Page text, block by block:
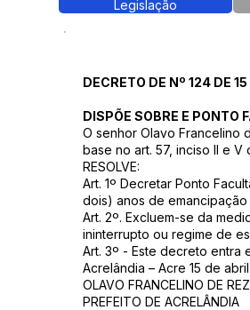
Legislação
DECRETO DE Nº 124 DE
DISPÕE SOBRE E PONTO
O senhor Olavo Francelino
base no art. 57, inciso II e V
RESOLVE:
Art. 1º Decretar Ponto
dois) anos de
Art. 2º. Excluem-se da
ininterrupto ou regime de
Art. 3º - Este decreto entra
Acrelândia – Acre 15 de
OLAVO FRANCELINO DE
PREFEITO DE ACRELÂNDIA